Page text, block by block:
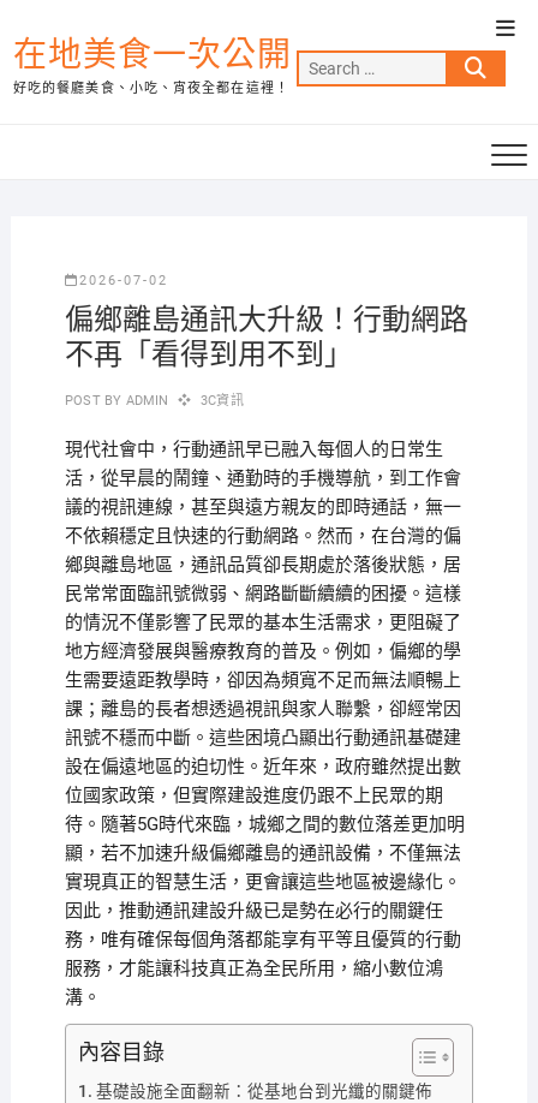
to
content
在地美食一次公開
好吃的餐廳美食、小吃、宵夜全都在這裡！
Search
…
2026-07-02
偏鄉離島通訊大升級！行動網路
不再「看得到用不到」
POST BY ADMIN 3C資訊
現代社會中，行動通訊早已融入每個人的日常生
活，從早晨的鬧鐘、通勤時的手機導航，到工作會
議的視訊連線，甚至與遠方親友的即時通話，無一
不依賴穩定且快速的行動網路。然而，在台灣的偏
鄉與離島地區，通訊品質卻長期處於落後狀態，居
民常常面臨訊號微弱、網路斷斷續續的困擾。這樣
的情況不僅影響了民眾的基本生活需求，更阻礙了
地方經濟發展與醫療教育的普及。例如，偏鄉的學
生需要遠距教學時，卻因為頻寬不足而無法順暢上
課；離島的長者想透過視訊與家人聯繫，卻經常因
訊號不穩而中斷。這些困境凸顯出行動通訊基礎建
設在偏遠地區的迫切性。近年來，政府雖然提出數
位國家政策，但實際建設進度仍跟不上民眾的期
待。隨著5G時代來臨，城鄉之間的數位落差更加明
顯，若不加速升級偏鄉離島的通訊設備，不僅無法
實現真正的智慧生活，更會讓這些地區被邊緣化。
因此，推動通訊建設升級已是勢在必行的關鍵任
務，唯有確保每個角落都能享有平等且優質的行動
服務，才能讓科技真正為全民所用，縮小數位鴻
溝。
內容目錄
基礎設施全面翻新：從基地台到光纖的關鍵佈